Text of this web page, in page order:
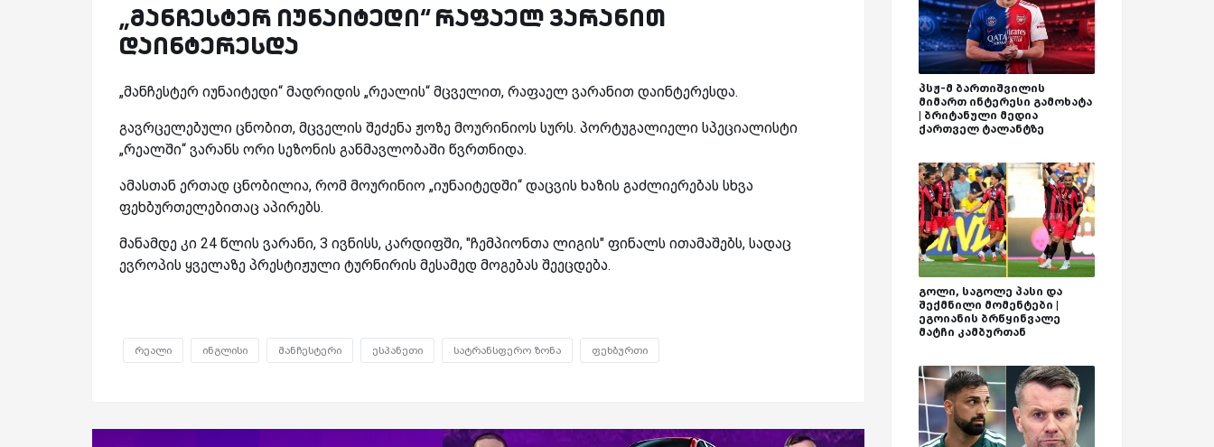
„მანჩესტერ იუნაიტედი“ რაფაელ ვარანით
დაინტერესდა
„მანჩესტერ იუნაიტედი“ მადრიდის „რეალის“ მცველით, რაფაელ ვარანით დაინტერესდა.
გავრცელებული ცნობით, მცველის შეძენა ჟოზე მოურინიოს სურს. პორტუგალიელი სპეციალისტი
„რეალში“ ვარანს ორი სეზონის განმავლობაში წვრთნიდა.
ამასთან ერთად ცნობილია, რომ მოურინიო „იუნაიტედში“ დაცვის ხაზის გაძლიერებას სხვა
ფეხბურთელებითაც აპირებს.
მანამდე კი 24 წლის ვარანი, 3 ივნისს, კარდიფში, "ჩემპიონთა ლიგის" ფინალს ითამაშებს, სადაც
ევროპის ყველაზე პრესტიჟული ტურნირის მესამედ მოგებას შეეცდება.
რეალი ინგლისი მანჩესტერი ესპანეთი სატრანსფერო ზონა ფეხბურთი
პსჟ-მ ბართიშვილის
მიმართ ინტერესი გამოხატა
| ბრიტანული მედია
ქართველ ტალანტზე
გოლი, საგოლე პასი და
შექმნილი მომენტები |
ეგოიანის ბრწყინვალე
მატჩი კამბურთან